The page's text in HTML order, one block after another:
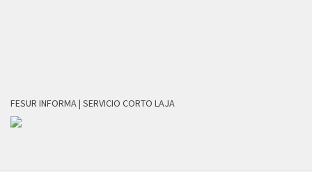
FESUR INFORMA | SERVICIO CORTO LAJA